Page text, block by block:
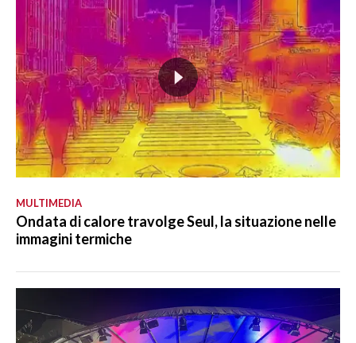
MULTIMEDIA
Ondata di calore travolge Seul, la situazione nelle
immagini termiche